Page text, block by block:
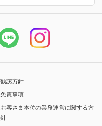
勧誘方針
免責事項
お客さま本位の業務運営に関する方
針